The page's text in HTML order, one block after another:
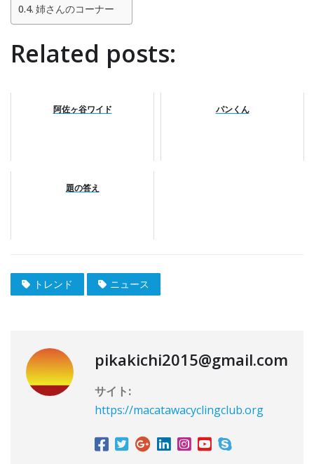
姉さんのコーナー
Related posts:
阿佐ヶ谷ワイド パンくん
題の答え
トレンド ニュース
pikakichi2015@gmail.com
サイト:
https://macatawacyclingclub.org